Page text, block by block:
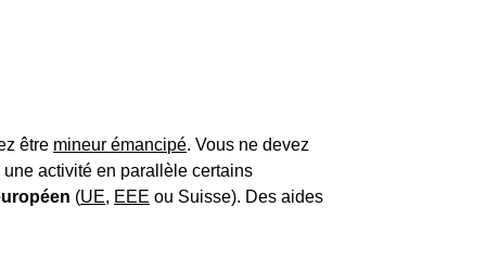
être mineur émancipé. Vous ne devez
activité en parallèle certains
(UE, EEE ou Suisse). Des aides